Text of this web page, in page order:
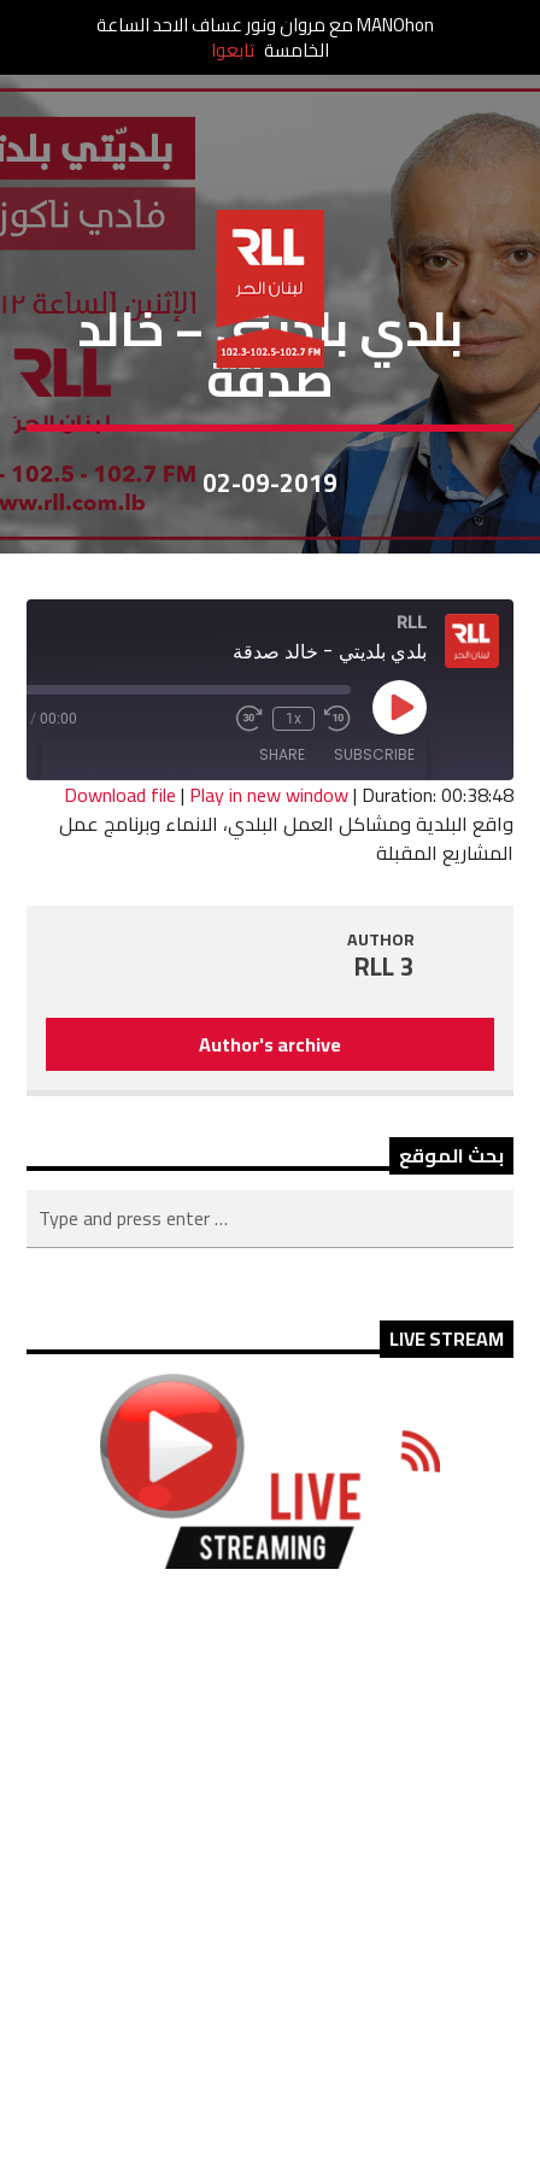
بلديتي بلدتي
بلدي بلديتي – خالد
صدقة
02-09-2019
RLL
بلدي بلديتي - خالد صدقة
Play
Episode
Rewind
10
Seconds
1x
Fast
seconds
00:00
/
SUBSCRIBE
SHARE
RSS FEED
SHARE
Download file| Play in new window| Duration: 00:38:48
واقع البلدية ومشاكل العمل البلدي، الانماء وبرنامج عمل
المشاريع المقبلة
AUTHOR
RLL 3
Author's archive
بحث الموقع
LIVE STREAM
MANOhon مع مروان ونور عساف الاحد الساعة
الخامسة تابعوا